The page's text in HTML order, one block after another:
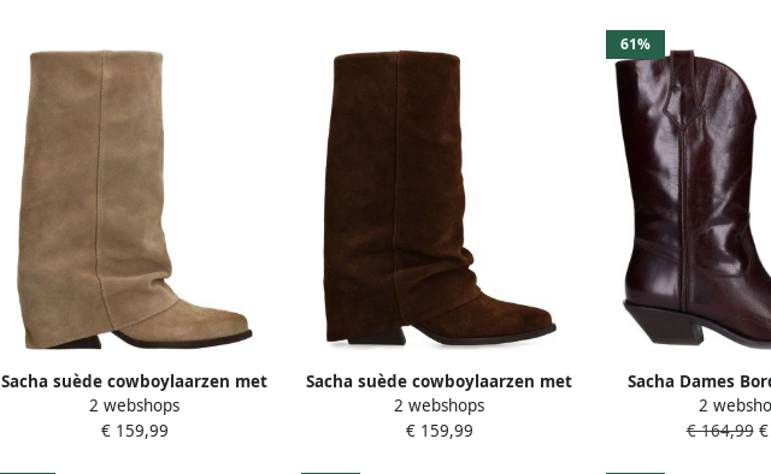
Sacha suède cowboylaarzen met
flap beige
2 webshops
€ 159,99
Sacha suède cowboylaarzen met
flap donkerbruin
2 webshops
€ 159,99
61%
Sacha Dames
leren2
€ 164,99€